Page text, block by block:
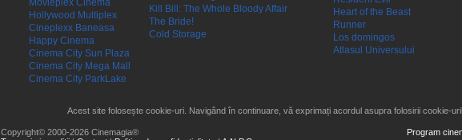
Movieplex Cinema
Hollywood Multiplex
Cineplexx Baneasa
Happy Cinema
Cinema City Sun Plaza
Cinema City Mega Mall
Cinema City ParkLake
Kill Bill: The Whole Bloody Affair
The Bride!
Cold Storage
Heart of the Beast
Runner
Los domingos
Atlasul Universului
Acest site folosește cookie-uri. Navigând în continuare, vă exprimați acordul asupra folosirii cookie-
Copyright© 2000-2026 Cinemagia®
Program